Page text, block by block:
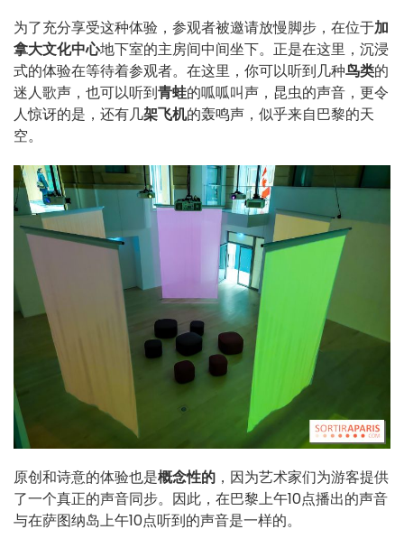
为了充分享受这种体验，参观者被邀请放慢脚步，在位于加
拿大文化中心地下室的主房间中间坐下。正是在这里，沉浸
式的体验在等待着参观者。在这里，你可以听到几种鸟类的
迷人歌声，也可以听到青蛙的呱呱叫声，昆虫的声音，更令
人惊讶的是，还有几架飞机的轰鸣声，似乎来自巴黎的天
空。
原创和诗意的体验也是概念性的 ，因为艺术家们为游客提供
了一个真正的声音同步。因此，在巴黎上午10点播出的声音
与在萨图纳岛上午10点听到的声音是一样的。